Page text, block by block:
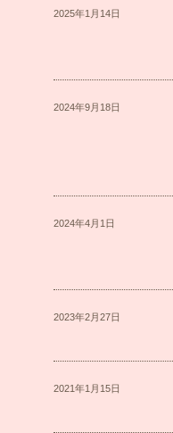
2025年1月14日
2024年9月18日
2024年4月1日
2023年2月27日
2021年1月15日